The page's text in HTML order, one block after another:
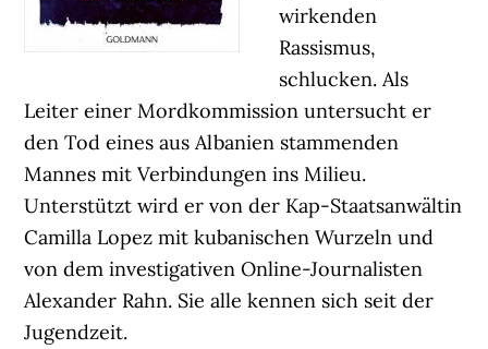
wirkenden
Rassismus,
schlucken. Als
Leiter einer Mordkommission untersucht er
den Tod eines aus Albanien stammenden
Mannes mit Verbindungen ins Milieu.
Unterstützt wird er von der Kap-Staatsanwältin
Camilla Lopez mit kubanischen Wurzeln und
von dem investigativen Online-Journalisten
Alexander Rahn. Sie alle kennen sich seit der
Jugendzeit.